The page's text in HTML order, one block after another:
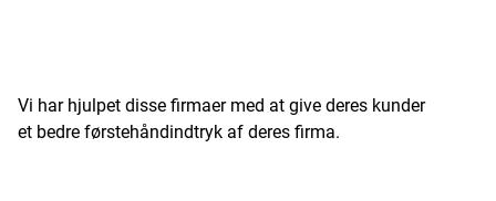
Vi har hjulpet disse firmaer med at give deres kunder
et bedre førstehåndindtryk af deres firma.